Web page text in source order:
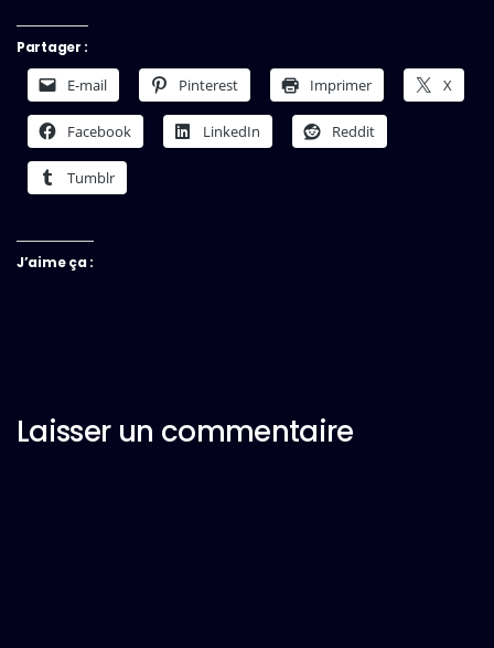
Partager :
E-mail Pinterest Imprimer X
Facebook LinkedIn Reddit
Tumblr
J’aime ça :
Laisser un commentaire